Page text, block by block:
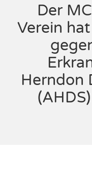
Der
Verein
Herndon